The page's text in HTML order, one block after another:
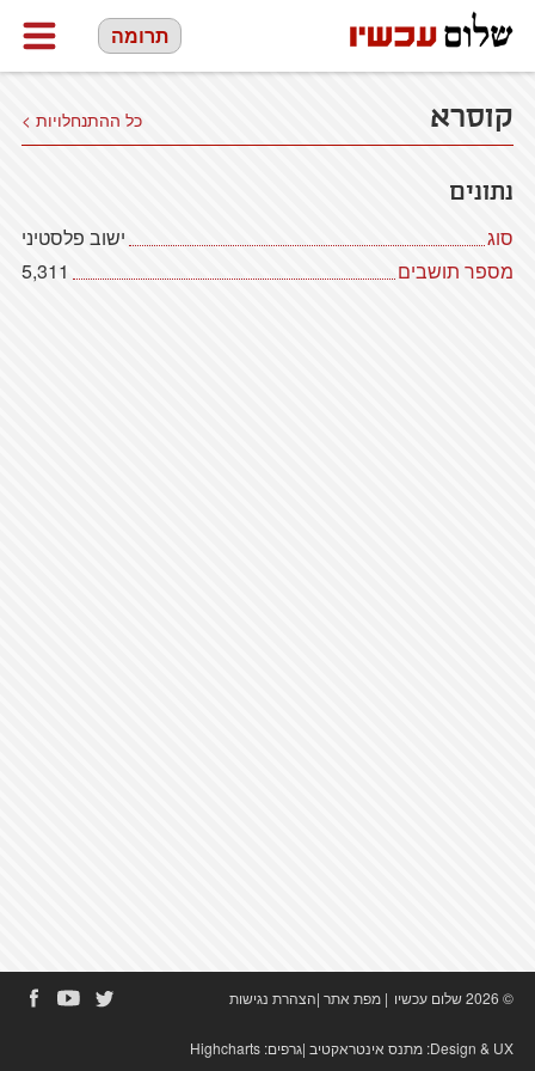
תרומה
קוסרא כל ההתנחלויות >
נתונים
סוג
ישוב פלסטיני
מספר תושבים
5,311
© 2026 שלום עכשיו | מפת אתר|הצהרת נגישות
Design & UX: מתנס אינטראקטיב|גרפים: Highcharts